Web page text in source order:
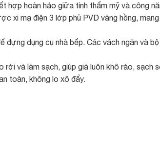
hợp hoàn hảo giữa tính thẩm mỹ và công
xi mạ điện 3 lớp phủ PVD vàng hồng,
dụng cụ nhà bếp. Các vách ngăn và
và làm sạch, giúp giá luôn khô ráo, sạch
toàn, không lo xô đẩy.